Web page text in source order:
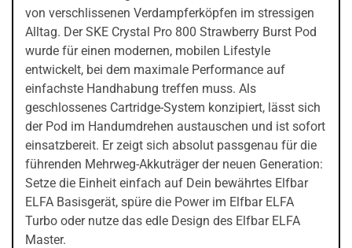
von verschlissenen Verdampferköpfen im stressigen
Alltag. Der SKE Crystal Pro 800 Strawberry Burst Pod
wurde für einen modernen, mobilen Lifestyle
entwickelt, bei dem maximale Performance auf
einfachste Handhabung treffen muss. Als
geschlossenes Cartridge-System konzipiert, lässt sich
der Pod im Handumdrehen austauschen und ist sofort
einsatzbereit. Er zeigt sich absolut passgenau für die
führenden Mehrweg-Akkuträger der neuen Generation:
Setze die Einheit einfach auf Dein bewährtes Elfbar
ELFA Basisgerät, spüre die Power im Elfbar ELFA
Turbo oder nutze das edle Design des Elfbar ELFA
Master.